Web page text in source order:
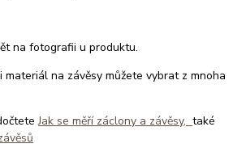
na fotografii u produktu.
materiál na závěsy můžete vybrat z mnoha
Jak se měří záclony a závěsy,také